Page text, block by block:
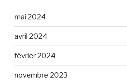
mai 2024
avril 2024
février 2024
novembre 2023